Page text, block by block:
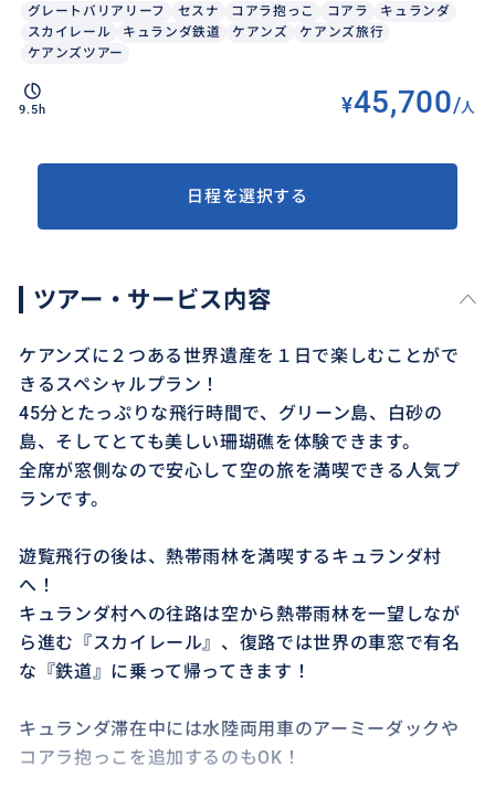
グレートバリアリーフ セスナ コアラ抱っこ コアラ
キュランダ
スカイレール
キュランダ鉄道 ケアンズ
ケアンズ旅行
ケアンズツアー
9.5h ¥45,700/人
日程を選択する
ツアー・サービス内容
ケアンズに２つある世界遺産を１日で楽しむことがで
きるスペシャルプラン！
45分とたっぷりな飛行時間で、グリーン島、白砂の
島、そしてとても美しい珊瑚礁を体験できます。
全席が窓側なので安心して空の旅を満喫できる人気プ
ランです。
遊覧飛行の後は、熱帯雨林を満喫するキュランダ村
へ！
キュランダ村への往路は空から熱帯雨林を一望しなが
ら進む『スカイレール』、復路では世界の車窓で有名
な『鉄道』に乗って帰ってきます！
キュランダ滞在中には水陸両用車のアーミーダックや
コアラ抱っこを追加するのもOK！